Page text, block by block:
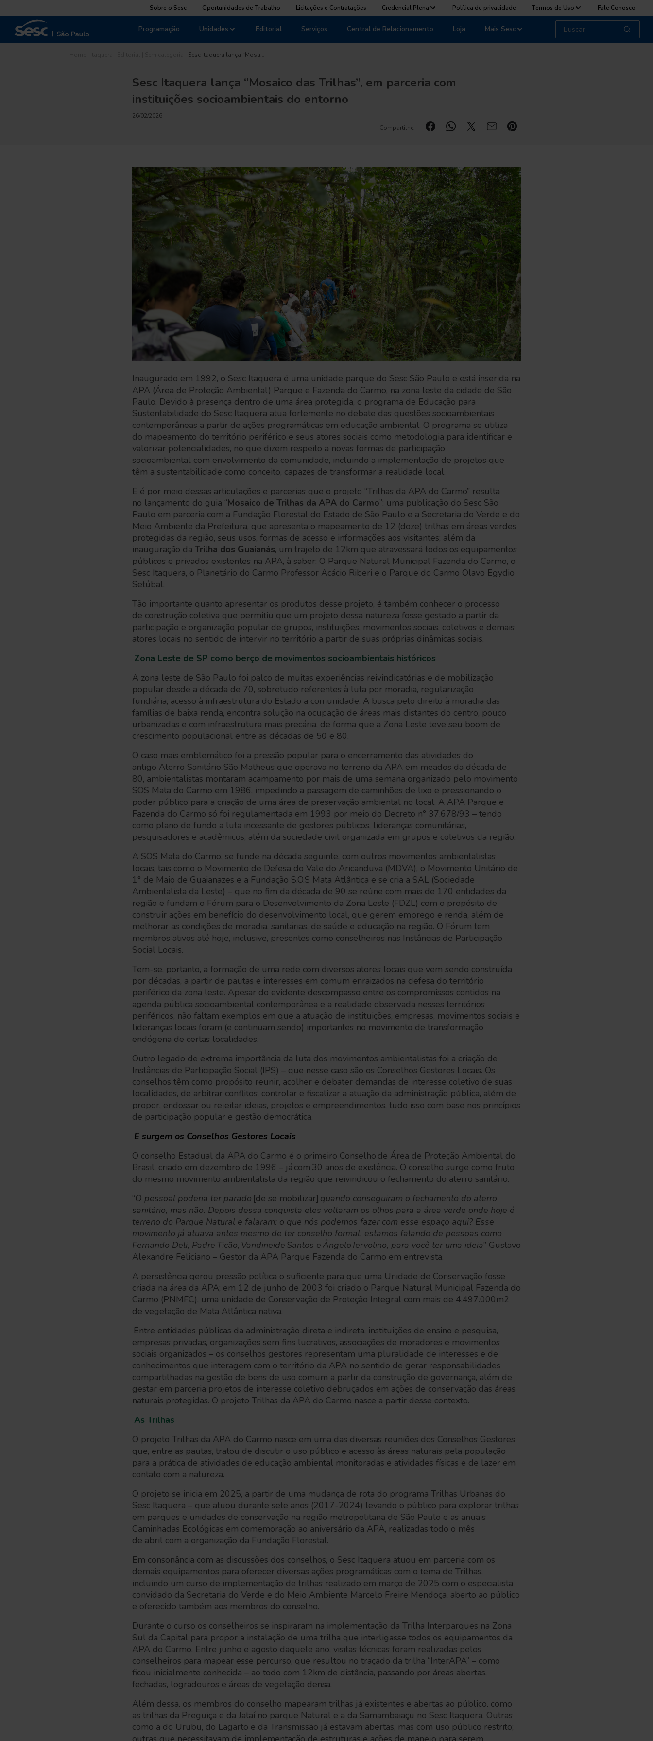
Sobre o Sesc Oportunidades de Trabalho Licitações e Contratações Credencial Plena Política de privacidade Termos de Uso Fale Conosco
Unidades
Programação Editorial Serviços Central de Relacionamento Loja Mais Sesc
Sesc Itaquera lança “Mosa…
Sesc Itaquera lança “Mosaico das Trilhas”, em parceria com
instituições socioambientais do entorno
26/02/2026
Compartilhe:
Inaugurado em 1992, o Sesc Itaquera é uma unidade parque do Sesc São Paulo e está inserida na
APA (Área de Proteção Ambiental) Parque e Fazenda do Carmo, na zona leste da cidade de São
Paulo. Devido à presença dentro de uma área protegida, o programa de Educação para
Sustentabilidade do Sesc Itaquera atua fortemente no debate das questões socioambientais
contemporâneas a partir de ações programáticas em educação ambiental. O programa se utiliza
do mapeamento do território periférico e seus atores sociais como metodologia para identificar e
valorizar potencialidades, no que dizem respeito a novas formas de participação
socioambiental com envolvimento da comunidade, incluindo a implementação de projetos que
têm a sustentabilidade como conceito, capazes de transformar a realidade local.
E é por meio dessas articulações e parcerias que o projeto “Trilhas da APA do Carmo” resulta
no lançamento do guia “Mosaico de Trilhas da APA do Carmo”: uma publicação do Sesc São
Paulo em parceria com a Fundação Florestal do Estado de São Paulo e a Secretaria do Verde e do
Meio Ambiente da Prefeitura, que apresenta o mapeamento de 12 (doze) trilhas em áreas verdes
protegidas da região, seus usos, formas de acesso e informações aos visitantes; além da
inauguração da Trilha dos Guaianás, um trajeto de 12km que atravessará todos os equipamentos
públicos e privados existentes na APA, à saber: O Parque Natural Municipal Fazenda do Carmo, o
Sesc Itaquera, o Planetário do Carmo Professor Acácio Riberi e o Parque do Carmo Olavo Egydio
Setúbal.
Tão importante quanto apresentar os produtos desse projeto, é também conhecer o processo
de construção coletiva que permitiu que um projeto dessa natureza fosse gestado a partir da
participação e organização popular de grupos, instituições, movimentos sociais, coletivos e demais
atores locais no sentido de intervir no território a partir de suas próprias dinâmicas sociais.
Zona Leste de SP como berço de movimentos socioambientais históricos
A zona leste de São Paulo foi palco de muitas experiências reivindicatórias e de mobilização
popular desde a década de 70, sobretudo referentes à luta por moradia, regularização
fundiária, acesso à infraestrutura do Estado a comunidade. A busca pelo direito à moradia das
famílias de baixa renda, encontra solução na ocupação de áreas mais distantes do centro, pouco
urbanizadas e com infraestrutura mais precária, de forma que a Zona Leste teve seu boom de
crescimento populacional entre as décadas de 50 e 80.
O caso mais emblemático foi a pressão popular para o encerramento das atividades do
antigo Aterro Sanitário São Matheus que operava no terreno da APA em meados da década de
80, ambientalistas montaram acampamento por mais de uma semana organizado pelo movimento
SOS Mata do Carmo em 1986, impedindo a passagem de caminhões de lixo e pressionando o
poder público para a criação de uma área de preservação ambiental no local. A APA Parque e
Fazenda do Carmo só foi regulamentada em 1993 por meio do Decreto n° 37.678/93 – tendo
como plano de fundo a luta incessante de gestores públicos, lideranças comunitárias,
pesquisadores e acadêmicos, além da sociedade civil organizada em grupos e coletivos da região.
A SOS Mata do Carmo, se funde na década seguinte, com outros movimentos ambientalistas
locais, tais como o Movimento de Defesa do Vale do Aricanduva (MDVA), o Movimento Unitário de
1° de Maio de Guaianazes e a Fundação S.O.S Mata Atlântica e se cria a SAL (Sociedade
Ambientalista da Leste) – que no fim da década de 90 se reúne com mais de 170 entidades da
região e fundam o Fórum para o Desenvolvimento da Zona Leste (FDZL) com o propósito de
construir ações em benefício do desenvolvimento local, que gerem emprego e renda, além de
melhorar as condições de moradia, sanitárias, de saúde e educação na região. O Fórum tem
membros ativos até hoje, inclusive, presentes como conselheiros nas Instâncias de Participação
Social Locais.
Tem-se, portanto, a formação de uma rede com diversos atores locais que vem sendo construída
por décadas, a partir de pautas e interesses em comum enraizados na defesa do território
periférico da zona leste. Apesar do evidente descompasso entre os compromissos contidos na
agenda pública socioambiental contemporânea e a realidade observada nesses territórios
periféricos, não faltam exemplos em que a atuação de instituições, empresas, movimentos sociais e
lideranças locais foram (e continuam sendo) importantes no movimento de transformação
endógena de certas localidades.
Outro legado de extrema importância da luta dos movimentos ambientalistas foi a criação de
Instâncias de Participação Social (IPS) – que nesse caso são os Conselhos Gestores Locais. Os
conselhos têm como propósito reunir, acolher e debater demandas de interesse coletivo de suas
localidades, de arbitrar conflitos, controlar e fiscalizar a atuação da administração pública, além de
propor, endossar ou rejeitar ideias, projetos e empreendimentos, tudo isso com base nos princípios
de participação popular e gestão democrática.
E surgem os Conselhos Gestores Locais
O conselho Estadual da APA do Carmo é o primeiro Conselho de Área de Proteção Ambiental do
Brasil, criado em dezembro de 1996 – já com 30 anos de existência. O conselho surge como fruto
do mesmo movimento ambientalista da região que reivindicou o fechamento do aterro sanitário.
“O pessoal poderia ter parado [de se mobilizar] quando conseguiram o fechamento do aterro
sanitário, mas não. Depois dessa conquista eles voltaram os olhos para a área verde onde hoje é
terreno do Parque Natural e falaram: o que nós podemos fazer com esse espaço aqui? Esse
movimento já atuava antes mesmo de ter conselho formal, estamos falando de pessoas como
Fernando Deli, Padre Ticão, Vandineide Santos e Ângelo Iervolino, para você ter uma ideia” Gustavo
Alexandre Feliciano – Gestor da APA Parque Fazenda do Carmo em entrevista.
A persistência gerou pressão política o suficiente para que uma Unidade de Conservação fosse
criada na área da APA; em 12 de junho de 2003 foi criado o Parque Natural Municipal Fazenda do
Carmo (PNMFC), uma unidade de Conservação de Proteção Integral com mais de 4.497.000m2
de vegetação de Mata Atlântica nativa.
Entre entidades públicas da administração direta e indireta, instituições de ensino e pesquisa,
empresas privadas, organizações sem fins lucrativos, associações de moradores e movimentos
sociais organizados – os conselhos gestores representam uma pluralidade de interesses e de
conhecimentos que interagem com o território da APA no sentido de gerar responsabilidades
compartilhadas na gestão de bens de uso comum a partir da construção de governança, além de
gestar em parceria projetos de interesse coletivo debruçados em ações de conservação das áreas
naturais protegidas. O projeto Trilhas da APA do Carmo nasce a partir desse contexto.
As Trilhas
O projeto Trilhas da APA do Carmo nasce em uma das diversas reuniões dos Conselhos Gestores
que, entre as pautas, tratou de discutir o uso público e acesso às áreas naturais pela população
para a prática de atividades de educação ambiental monitoradas e atividades físicas e de lazer em
contato com a natureza.
O projeto se inicia em 2025, a partir de uma mudança de rota do programa Trilhas Urbanas do
Sesc Itaquera – que atuou durante sete anos (2017-2024) levando o público para explorar trilhas
em parques e unidades de conservação na região metropolitana de São Paulo e as anuais
Caminhadas Ecológicas em comemoração ao aniversário da APA, realizadas todo o mês
de abril com a organização da Fundação Florestal.
Em consonância com as discussões dos conselhos, o Sesc Itaquera atuou em parceria com os
demais equipamentos para oferecer diversas ações programáticas com o tema de Trilhas,
incluindo um curso de implementação de trilhas realizado em março de 2025 com o especialista
convidado da Secretaria do Verde e do Meio Ambiente Marcelo Freire Mendoça, aberto ao público
e oferecido também aos membros do conselho.
Durante o curso os conselheiros se inspiraram na implementação da Trilha Interparques na Zona
Sul da Capital para propor a instalação de uma trilha que interligasse todos os equipamentos da
APA do Carmo. Entre junho e agosto daquele ano, visitas técnicas foram realizadas pelos
conselheiros para mapear esse percurso, que resultou no traçado da trilha “InterAPA” – como
ficou inicialmente conhecida – ao todo com 12km de distância, passando por áreas abertas,
fechadas, logradouros e áreas de vegetação densa.
Além dessa, os membros do conselho mapearam trilhas já existentes e abertas ao público, como
as trilhas da Preguiça e da Jataí no parque Natural e a da Samambaiaçu no Sesc Itaquera. Outras
como a do Urubu, do Lagarto e da Transmissão já estavam abertas, mas com uso público restrito;
outras que necessitavam de implementação de estruturas e ações de manejo para serem